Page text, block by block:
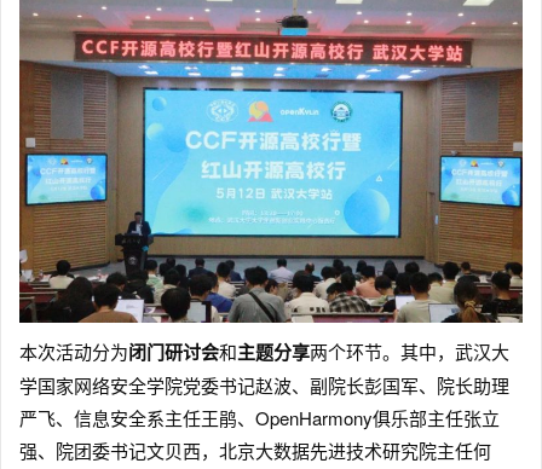
本次活动分为闭门研讨会和主题分享两个环节。其中，武汉大
学国家网络安全学院党委书记赵波、副院长彭国军、院长助理
严飞、信息安全系主任王鹃、OpenHarmony俱乐部主任张立
强、院团委书记文贝西，北京大数据先进技术研究院主任何